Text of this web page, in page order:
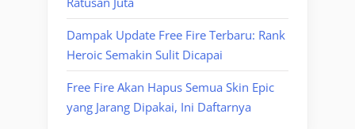
Dampak Update Free Fire Terbaru: Rank
Heroic Semakin Sulit Dicapai
Free Fire Akan Hapus Semua Skin Epic
yang Jarang Dipakai, Ini Daftarnya